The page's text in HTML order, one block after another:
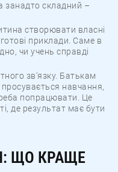
занадто складний –
створювати власні
приклади. Саме в
чи учень справді
зв’язку. Батькам
навчання,
попрацювати. Це
де результат має бути
ЩО КРАЩЕ